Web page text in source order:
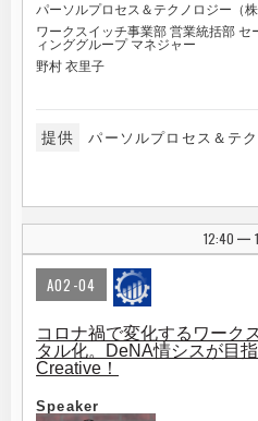
パーソルプロセス＆テクノロジー（株
ワークスイッチ事業部 営業統括部
ィンググループ マネジャー
野村 衣里子
提供 パーソルプロセス＆テ
12:40 |
A02-04
コロナ禍で変化するワーク
タル化。DeNA情シスが目
Creative！
Speaker